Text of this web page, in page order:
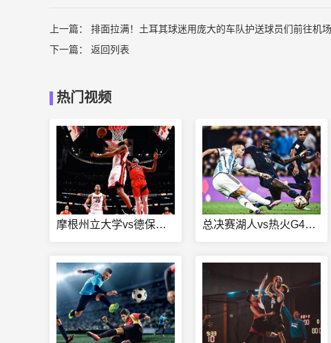
上一篇： 排面拉满！土耳其球迷用庞大的车队护送球员们前往机场
下一篇： 返回列表
热门视频
摩根州立大学vs德保罗大学直播 总决赛湖人vs热火G4比赛结果